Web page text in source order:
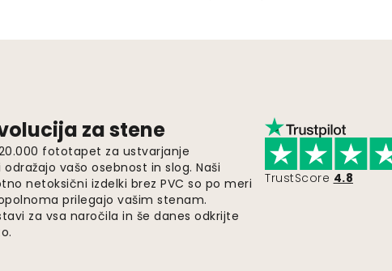
za stene
fototapet za ustvarjanje
vašo osebnost in slog. Naši
netoksični izdelki brez PVC so po meri
prilegajo vašim stenam.
za vsa naročila in še danes odkrijte
TrustScore 4.8